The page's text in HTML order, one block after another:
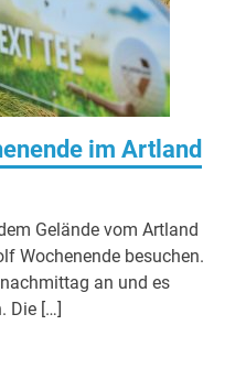
im Artland
Gelände vom Artland
Wochenende besuchen.
an und es
Die […]